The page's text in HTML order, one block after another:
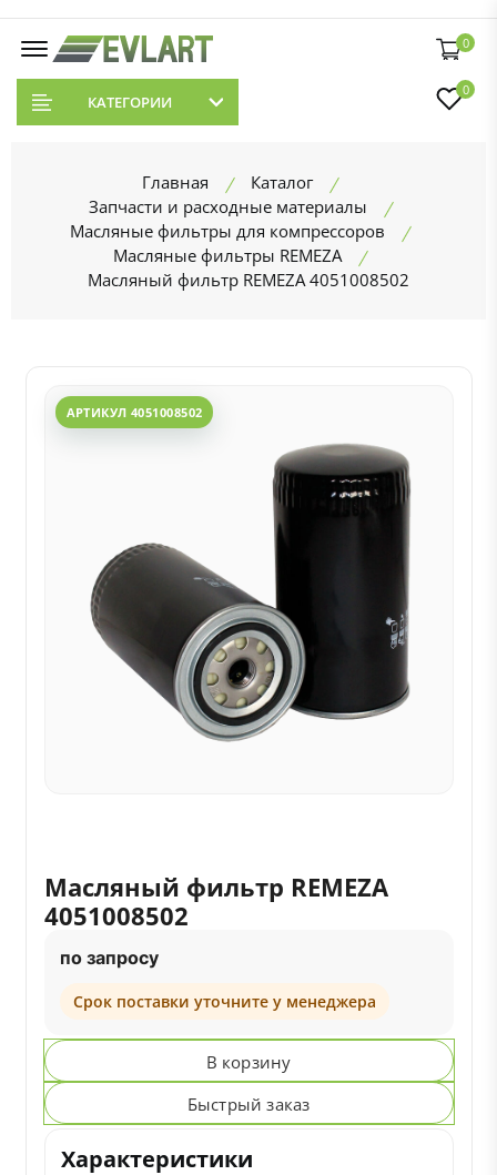
0
КАТЕГОРИИ
0
Главная
Каталог
Запчасти и расходные материалы
Масляные фильтры для компрессоров
Масляные фильтры REMEZA
Масляный фильтр REMEZA 4051008502
АРТИКУЛ 4051008502
Масляный фильтр REMEZA
4051008502
по запросу
Срок поставки уточните у менеджера
В корзину
Быстрый заказ
Характеристики